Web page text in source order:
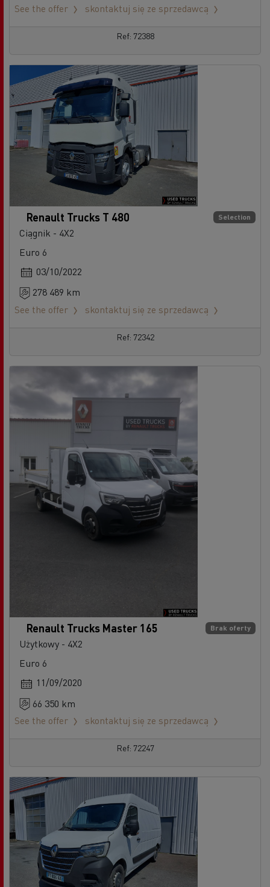
See the offer
skontaktuj się ze sprzedawcą
Ref: 72388
Selection
Renault Trucks T 480
Ciągnik - 4X2
Euro 6
03/10/2022
278 489 km
See the offer
skontaktuj się ze sprzedawcą
Ref: 72342
Brak oferty
Renault Trucks Master 165
Użytkowy - 4X2
Euro 6
11/09/2020
66 350 km
See the offer
skontaktuj się ze sprzedawcą
Ref: 72247